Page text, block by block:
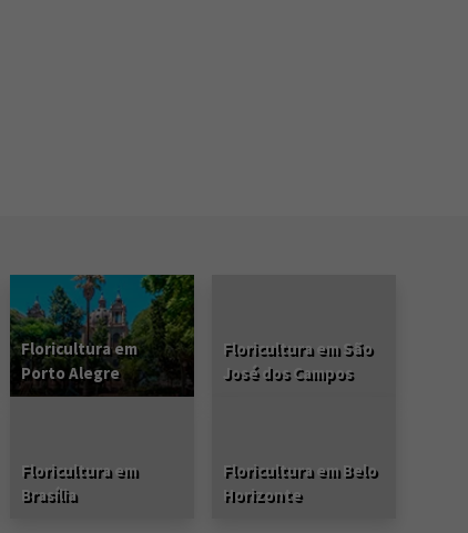
Floricultura em
Porto Alegre
Floricultura em São
José dos Campos
Floricultura em
Brasília
Floricultura em Belo
Horizonte